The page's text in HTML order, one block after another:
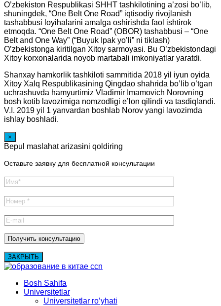
O’zbekiston Respublikasi SHHT tashkilotining a’zosi bo’lib,
shuningdek, “One Belt One Road” iqtisodiy rivojlanish
tashabbusi loyihalarini amalga oshirishda faol ishtirok
etmoqda. “One Belt One Road” (OBOR) tashabbusi – “One
Belt and One Way” (“Buyuk Ipak yo’li” ni tiklash)
O’zbekistonga kiritilgan Xitoy sarmoyasi. Bu O’zbekistondagi
Xitoy korxonalarida noyob martabali imkoniyatlar yaratdi.
Shanxay hamkorlik tashkiloti sammitida 2018 yil iyun oyida
Xitoy Xalq Respublikasining Qingdao shahrida bo’lib o’tgan
uchrashuvda hamyurtimiz Vladimir Imamovich Norovning
bosh kotib lavozimiga nomzodligi e’lon qilindi va tasdiqlandi.
V.I. 2019 yil 1 yanvardan boshlab Norov yangi lavozimda
ishlay boshladi.
×
Bepul maslahat arizasini qoldiring
Оставьте заявку для бесплатной консультации
ЗАКРЫТЬ
Bosh Sahifa
Universitetlar
Universitetlar ro’yhati